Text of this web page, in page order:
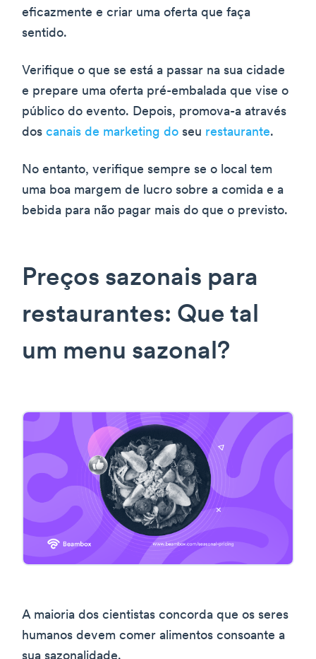
eficazmente e criar uma oferta que faça
sentido.
Verifique o que se está a passar na sua cidade
e prepare uma oferta pré-embalada que vise o
público do evento. Depois, promova-a através
dos canais de marketing do seu restaurante.
No entanto, verifique sempre se o local tem
uma boa margem de lucro sobre a comida e a
bebida para não pagar mais do que o previsto.
Preços sazonais para
restaurantes: Que tal
um menu sazonal?
A maioria dos cientistas concorda que os seres
humanos devem comer alimentos consoante a